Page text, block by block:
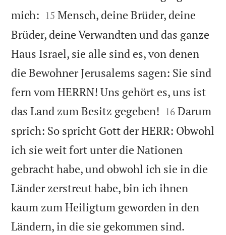
mich: 

15 Mensch, deine Brüder, deine
Brüder, deine Verwandten und das ganze
Haus Israel, sie alle sind es, von denen
die Bewohner Jerusalems sagen: Sie sind
fern vom HERRN! Uns gehört es, uns ist
das Land zum Besitz gegeben! 

16 Darum
sprich: So spricht Gott der HERR: Obwohl
ich sie weit fort unter die Nationen
gebracht habe, und obwohl ich sie in die
Länder zerstreut habe, bin ich ihnen
kaum zum Heiligtum geworden in den
Ländern, in die sie gekommen sind.